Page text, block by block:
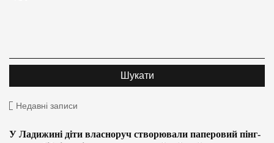
Недавні записи
У Ладижині діти власноруч створювали паперовий пінг-